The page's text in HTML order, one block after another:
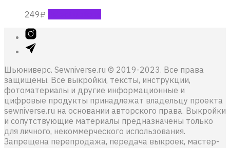
249₽
Шьюниверс. Sewniverse.ru © 2019-2023. Все права
защищены. Все выкройки, тексты, инструкции,
фотоматериалы и другие информационные и
цифровые продукты принадлежат владельцу проекта
sewniverse.ru на основании авторского права. Выкройки
и сопутствующие материалы предназначены только
для личного, некоммерческого использования.
Запрещена перепродажа, передача выкроек, мастер-